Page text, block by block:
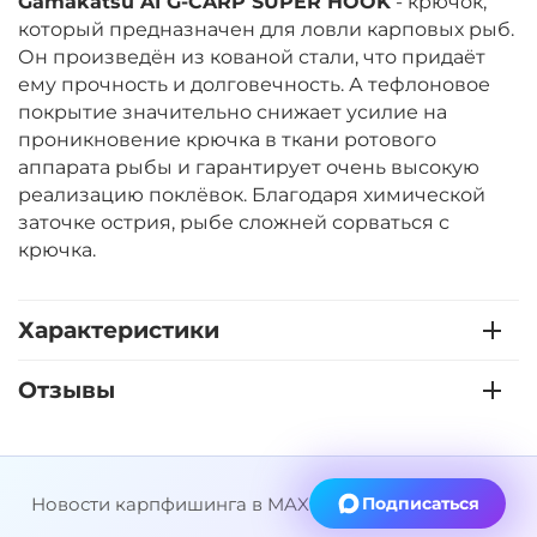
‍335‍ ₽‍559‍₽
Размер:
который предназначен для ловли карповых рыб.
Он произведён из кованой стали, что придаёт
ему прочность и долговечность. А тефлоновое
покрытие значительно снижает усилие на
проникновение крючка в ткани ротового
аппарата рыбы и гарантирует очень высокую
реализацию поклёвок. Благодаря химической
заточке острия, рыбе сложней сорваться с
крючка.
Характеристики
Отзывы
Новости карпфишинга в MAX Подписаться